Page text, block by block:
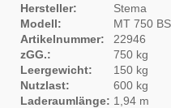
Hersteller:
Stema
Modell:
MT 750
Artikelnummer:
22946
zGG.:
750 kg
Leergewicht:
150 kg
Nutzlast:
600 kg
Laderaumlänge: 1,94 m